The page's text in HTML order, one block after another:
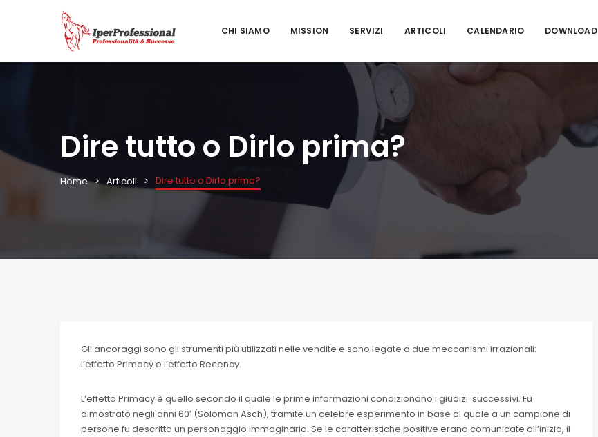
CHI SIAMO MISSION SERVIZI ARTICOLI CALENDARIO DOWNLOAD
Dire tutto o Dirlo prima?
Home Articoli Dire tutto o Dirlo prima?
Gli ancoraggi sono gli strumenti più utilizzati nelle vendite e sono legate a due meccanismi irrazionali:
l’effetto Primacy e l’effetto Recency.
L’effetto Primacy è quello secondo il quale le prime informazioni condizionano i giudizi successivi. Fu
dimostrato negli anni 60′ (Solomon Asch), tramite un celebre esperimento in base al quale a un campione di
persone fu descritto un personaggio immaginario. Se le caratteristiche positive erano comunicate all’inizio, il